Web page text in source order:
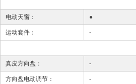
电动天窗： ●
运动套件： -
真皮方向盘： -
方向盘电动调节： -